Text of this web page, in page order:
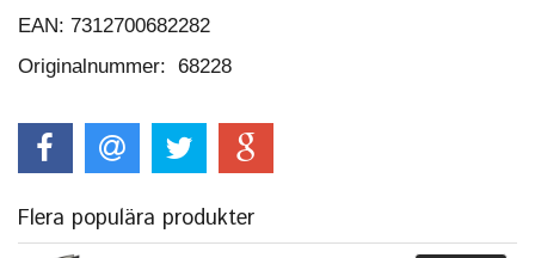
EAN: 7312700682282
Originalnummer: 68228
Flera populära produkter